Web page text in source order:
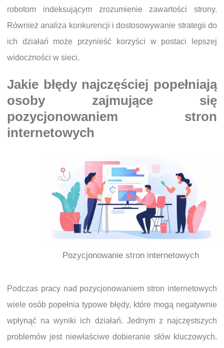
robotom indeksującym zrozumienie zawartości strony.
Również analiza konkurencji i dostosowywanie strategii do
ich działań może przynieść korzyści w postaci lepszej
widoczności w sieci.
Jakie błędy najczęściej popełniają
osoby zajmujące się
pozycjonowaniem stron
internetowych
Pozycjonowanie stron internetowych
Podczas pracy nad pozycjonowaniem stron internetowych
wiele osób popełnia typowe błędy, które mogą negatywnie
wpłynąć na wyniki ich działań. Jednym z najczęstszych
problemów jest niewłaściwe dobieranie słów kluczowych.